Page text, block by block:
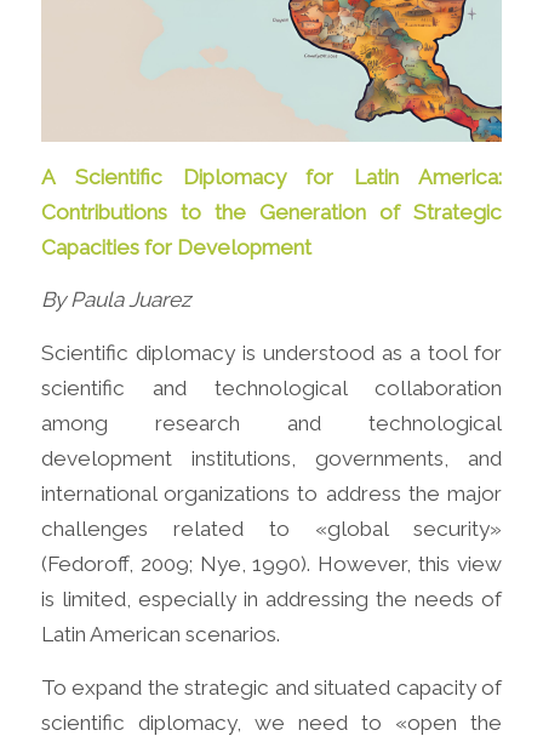
A Scientific Diplomacy for Latin America:
Contributions to the Generation of Strategic
Capacities for Development
By Paula Juarez
Scientific diplomacy is understood as a tool for
scientific and technological collaboration
among research and technological
development institutions, governments, and
international organizations to address the major
challenges related to «global security»
(Fedoroff, 2009; Nye, 1990). However, this view
is limited, especially in addressing the needs of
Latin American scenarios.
To expand the strategic and situated capacity of
scientific diplomacy, we need to «open the